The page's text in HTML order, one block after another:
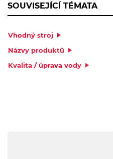
SOUVISEJÍCÍ TÉMATA
Vhodný stroj
Názvy produktů
Kvalita / úprava vody